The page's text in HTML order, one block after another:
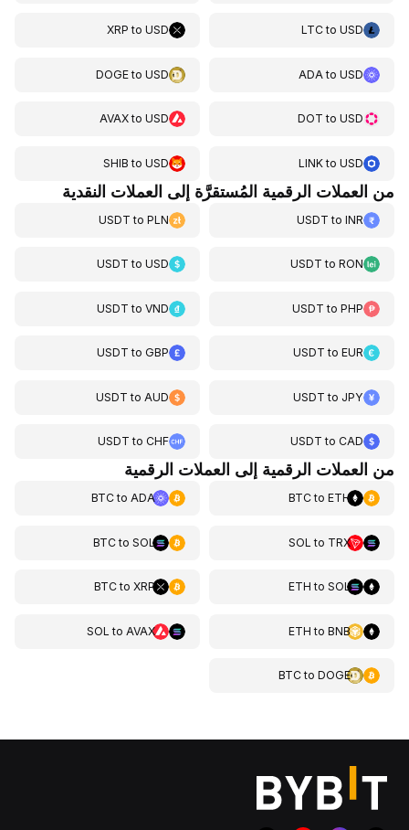
LTCtoUSD
XRP toUSD
ADA toUSD
DOGEtoUSD
DOT toUSD
AVAXtoUSD
LINKtoUSD
SHIB toUSD
من العملات الرقمية المُستقرَّة إلى العملات النقدية
USDT toINR
USDT toPLN
USDT toRON
USDT toUSD
USDT toPHP
USDT toVND
USDT toEUR
USDT toGBP
USDT toJPY
USDT to AUD
USDT toCAD
USDT toCHF
من العملات الرقمية إلى العملات الرقمية
BTCtoETH
BTCtoADA
SOL to TRX
BTCtoSOL
ETH toSOL
BTCtoXRP
ETH toBNB
SOL toAVAX
BTCtoDOGE